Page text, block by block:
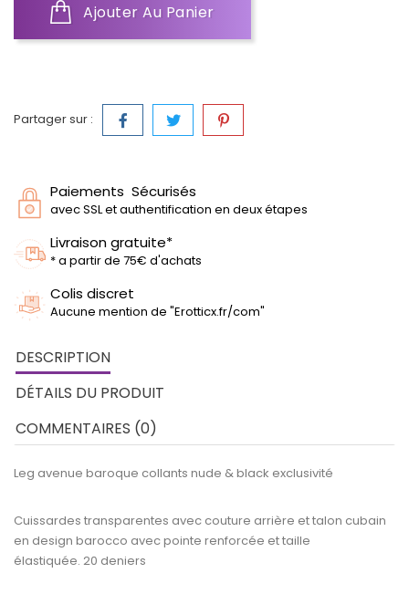
Ajouter Au Panier
Partager sur :
Paiements Sécurisés
avec SSL et authentification en deux étapes
Livraison gratuite*
* a partir de 75€ d'achats
Colis discret
Aucune mention de "Erotticx.fr/com"
DESCRIPTION
DÉTAILS DU PRODUIT
COMMENTAIRES (0)
Leg avenue baroque collants nude & black exclusivité
Cuissardes transparentes avec couture arrière et talon cubain
en design barocco avec pointe renforcée et taille
élastiquée. 20 deniers